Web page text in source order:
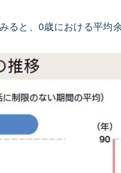
ると、0歳における平均